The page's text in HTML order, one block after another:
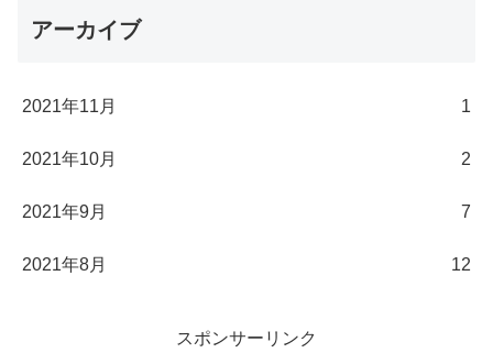
アーカイブ
2021年11月 1
2021年10月 2
2021年9月 7
2021年8月 12
スポンサーリンク